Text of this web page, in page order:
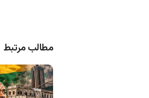
مطالب مرتبط